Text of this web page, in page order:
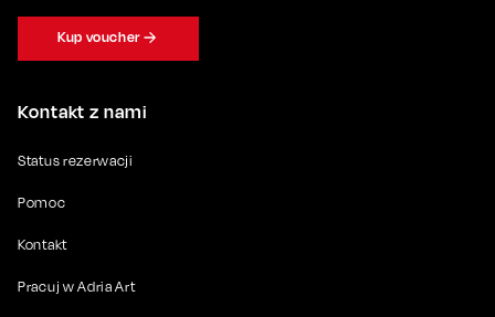
Kontakt z nami
Status rezerwacji
Pomoc
Kontakt
Pracuj w Adria Art
Kup voucher